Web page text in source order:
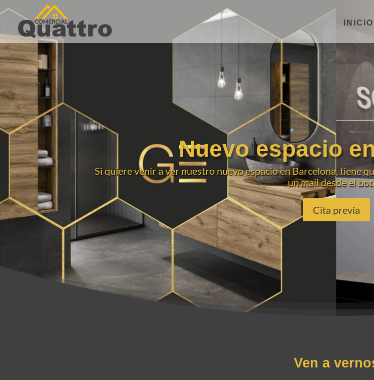
INICIO
Nuevo espacio
Si quiere venir a ver nuestro nuevo espacio en Barcelona, tiene
un mail desde el
Cita previa
Ven a